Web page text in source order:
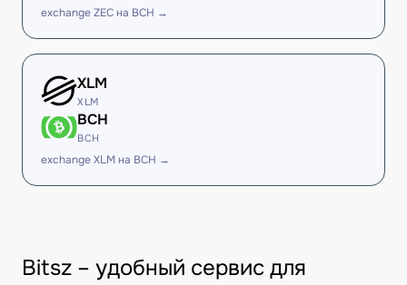
exchange ZEC на BCH →
XLM
XLM
BCH
BCH
exchange XLM на BCH →
Bitsz – удобный сервис для